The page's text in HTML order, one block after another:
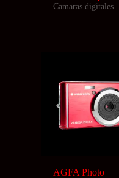
Camaras digitales
AGFA Photo